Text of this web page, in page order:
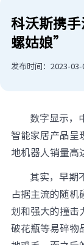
服务支持
如何购买
合作伙伴
关于我们
计算产业洞察
元脑品牌升
科沃斯携
螺姑娘”
发布时间：2023-03-
数字显示，
智能家居产品呈
地机器人销量高
其实，早期
占据主流的随机
划和强大的撞击
破花瓶等易碎物